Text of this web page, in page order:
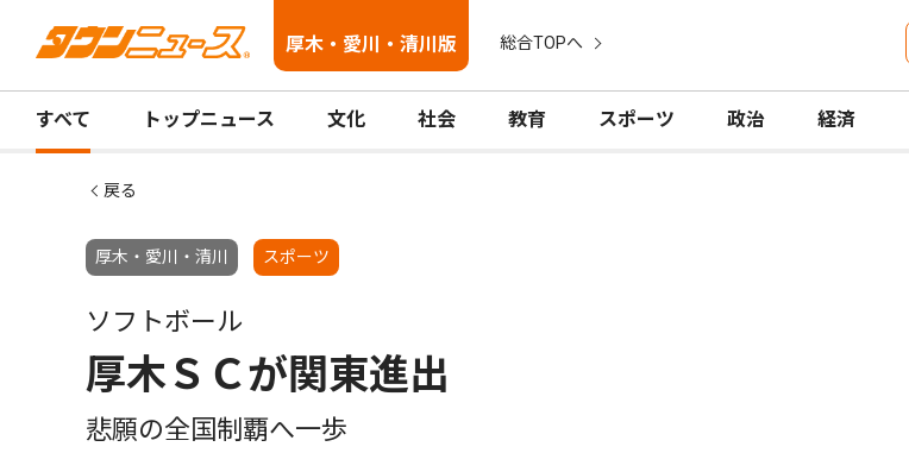
厚木・愛川・清川版 総合TOPへ
すべて トップニュース 文化 社会 教育 スポーツ 政治 経済
戻る
厚木・愛川・清川 スポーツ
ソフトボール
厚木ＳＣが関東進出
悲願の全国制覇へ一歩